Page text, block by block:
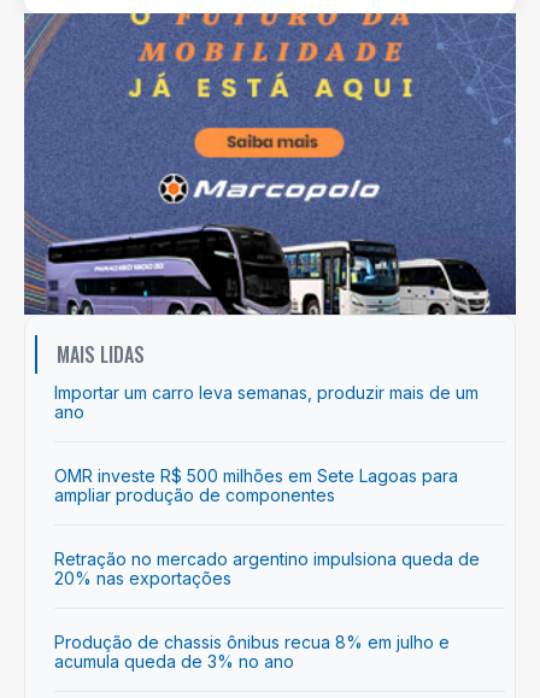
MAIS LIDAS
Importar um carro leva semanas, produzir mais de um
ano
OMR investe R$ 500 milhões em Sete Lagoas para
ampliar produção de componentes
Retração no mercado argentino impulsiona queda de
20% nas exportações
Produção de chassis ônibus recua 8% em julho e
acumula queda de 3% no ano